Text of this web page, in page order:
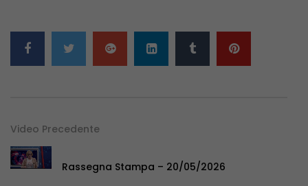
Video Precedente
Rassegna Stampa – 20/05/2026